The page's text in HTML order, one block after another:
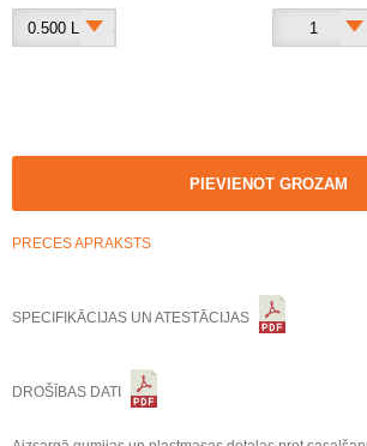
PIEVIENOT GROZAM
0.500 L 1
PRECES APRAKSTS
SPECIFIKĀCIJAS UN ATESTĀCIJAS
DROŠĪBAS DATI